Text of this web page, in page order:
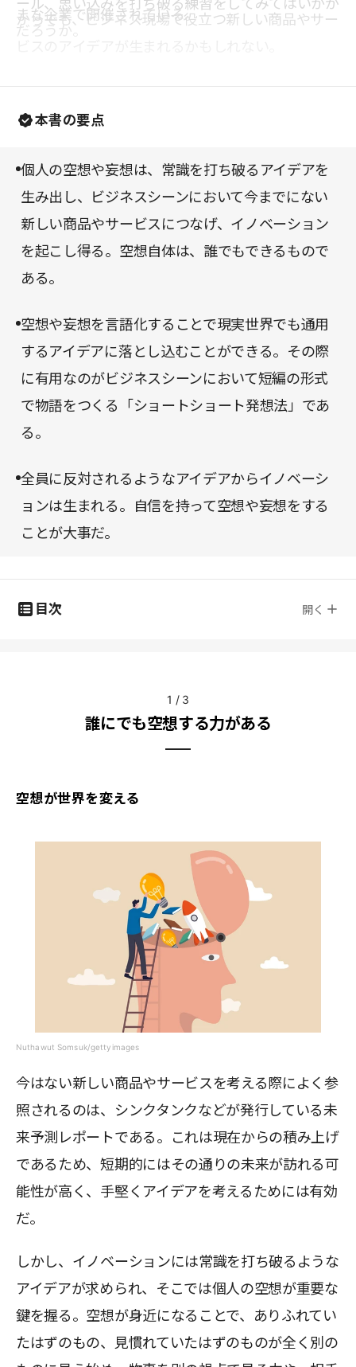
まな企業で開催されている。
ール、思い込みを打ち破る練習をしてみてはいかが
だろうか。
からでも、ビジネス現場で役立つ新しい商品やサー
本書の要点
個人の空想や妄想は、常識を打ち破るアイデアを
生み出し、ビジネスシーンにおいて今までにない
新しい商品やサービスにつなげ、イノベーション
を起こし得る。空想自体は、誰でもできるもので
ある。
空想や妄想を言語化することで現実世界でも通用
するアイデアに落とし込むことができる。その際
に有用なのがビジネスシーンにおいて短編の形式
で物語をつくる「ショートショート発想法」であ
る。
全員に反対されるようなアイデアからイノベーシ
ョンは生まれる。自信を持って空想や妄想をする
ことが大事だ。
目次 開く
1 / 3
誰にでも空想する力がある
空想が世界を変える
Nuthawut Somsuk/gettyimages
今はない新しい商品やサービスを考える際によく参
照されるのは、シンクタンクなどが発行している未
来予測レポートである。これは現在からの積み上げ
であるため、短期的にはその通りの未来が訪れる可
能性が高く、手堅くアイデアを考えるためには有効
だ。
しかし、イノベーションには常識を打ち破るような
アイデアが求められ、そこでは個人の空想が重要な
鍵を握る。空想が身近になることで、ありふれてい
たはずのもの、見慣れていたはずのものが全く別の